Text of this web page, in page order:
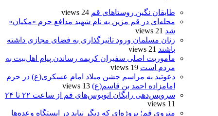
طایقان نگین روستاهای قم 24 views
محله‌ای در قم مزین به نام شهید مدافع حرم «مکیان»
شد 21 views
زنان مسلمان ورود تاثیرگذاری به فضای مجازی داشته
باشند 21 views
مأموریت اصلی سفیران کریمه رساندن پیام اهل‌بیت به
مردم است 19 views
دعوتید به مراسم جشن میلاد امام عسکری(ع) در حرم
امامزاده احمد بن قاسم(ع) 13 views
سرویس‌دهی رایگان اتوبوس‌های قم از ساعت ۲۲ تا ۲۴
11 views
متروی قم؛ پروژه‌ای که دیگر نباید در ایستگاه وعده‌ها